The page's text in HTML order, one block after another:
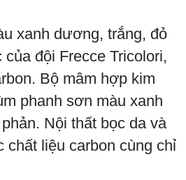
xanh dương, trắng, đỏ
đội Frecce Tricolori,
Bộ mâm hợp kim
phanh sơn màu xanh
Nội thất bọc da và
chất liệu carbon cùng chỉ